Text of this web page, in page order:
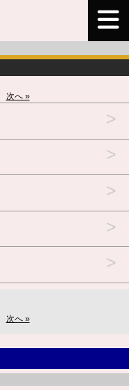
次へ »
>
>
>
>
>
次へ »